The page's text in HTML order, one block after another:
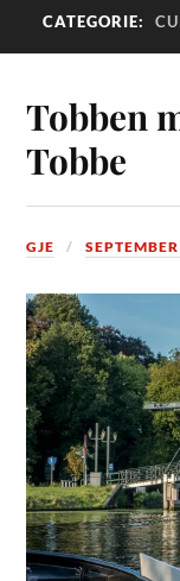
CATEGORIE:
Tobben
Tobbe
GJE